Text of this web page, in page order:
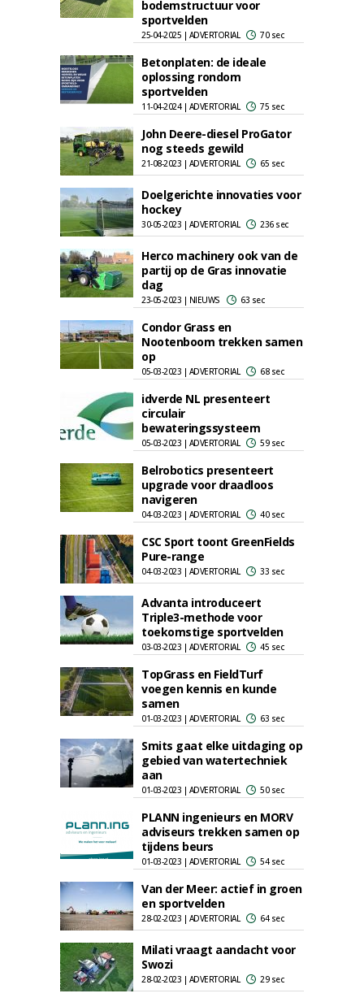
bodemstructuur voor
sportvelden
25-04-2025 | ADVERTORIAL 70 sec
Betonplaten: de ideale
oplossing rondom
sportvelden
11-04-2024 | ADVERTORIAL 75 sec
John Deere-diesel ProGator
nog steeds gewild
21-08-2023 | ADVERTORIAL 65 sec
Doelgerichte innovaties voor
hockey
30-05-2023 | ADVERTORIAL 236 sec
Herco machinery ook van de
partij op de Gras innovatie
dag
23-05-2023 | NIEUWS 63 sec
Condor Grass en
Nootenboom trekken samen
op
05-03-2023 | ADVERTORIAL 68 sec
idverde NL presenteert
circulair
bewateringssysteem
05-03-2023 | ADVERTORIAL 59 sec
Belrobotics presenteert
upgrade voor draadloos
navigeren
04-03-2023 | ADVERTORIAL 40 sec
CSC Sport toont GreenFields
Pure-range
04-03-2023 | ADVERTORIAL 33 sec
Advanta introduceert
Triple3-methode voor
toekomstige sportvelden
03-03-2023 | ADVERTORIAL 45 sec
TopGrass en FieldTurf
voegen kennis en kunde
samen
01-03-2023 | ADVERTORIAL 63 sec
Smits gaat elke uitdaging op
gebied van watertechniek
aan
01-03-2023 | ADVERTORIAL 50 sec
PLANN ingenieurs en MORV
adviseurs trekken samen op
tijdens beurs
01-03-2023 | ADVERTORIAL 54 sec
Van der Meer: actief in groen
en sportvelden
28-02-2023 | ADVERTORIAL 64 sec
Milati vraagt aandacht voor
Swozi
28-02-2023 | ADVERTORIAL 29 sec